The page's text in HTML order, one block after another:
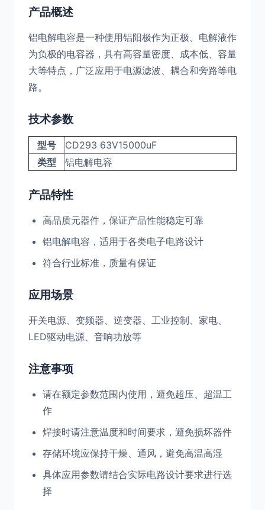
产品概述
铝电解电容是一种使用铝阳极作为正极、电解液作
为负极的电容器，具有高容量密度、成本低、容量
大等特点，广泛应用于电源滤波、耦合和旁路等电
路。
技术参数
型号
CD293 63V15000uF
类型
铝电解电容
产品特性
高品质元器件，保证产品性能稳定可靠
铝电解电容，适用于各类电子电路设计
符合行业标准，质量有保证
应用场景
开关电源、变频器、逆变器、工业控制、家电、
LED驱动电源、音响功放等
注意事项
请在额定参数范围内使用，避免超压、超温工
作
焊接时请注意温度和时间要求，避免损坏器件
存储环境应保持干燥、通风，避免高温高湿
具体应用参数请结合实际电路设计要求进行选
择